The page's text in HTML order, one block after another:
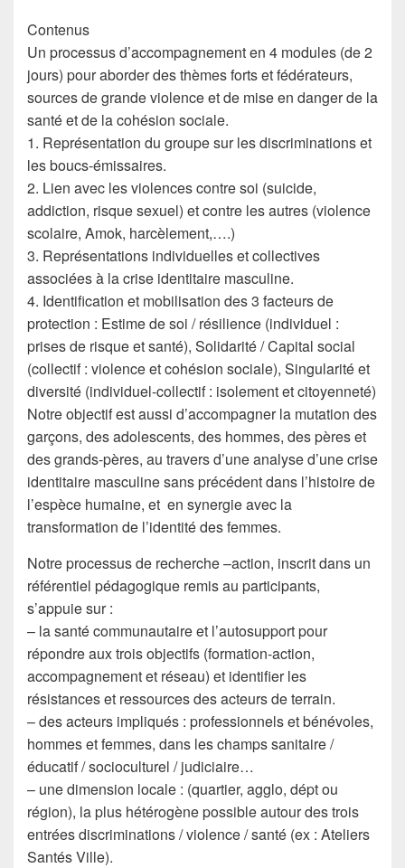
Contenus
Un processus d’accompagnement en 4 modules (de 2
jours) pour aborder des thèmes forts et fédérateurs,
sources de grande violence et de mise en danger de la
santé et de la cohésion sociale.
1. Représentation du groupe sur les discriminations et
les boucs-émissaires.
2. Lien avec les violences contre soi (suicide,
addiction, risque sexuel) et contre les autres (violence
scolaire, Amok, harcèlement,….)
3. Représentations individuelles et collectives
associées à la crise identitaire masculine.
4. Identification et mobilisation des 3 facteurs de
protection : Estime de soi / résilience (individuel :
prises de risque et santé), Solidarité / Capital social
(collectif : violence et cohésion sociale), Singularité et
diversité (individuel-collectif : isolement et citoyenneté)
Notre objectif est aussi d’accompagner la mutation des
garçons, des adolescents, des hommes, des pères et
des grands-pères, au travers d’une analyse d’une crise
identitaire masculine sans précédent dans l’histoire de
l’espèce humaine, et en synergie avec la
transformation de l’identité des femmes.
Notre processus de recherche –action, inscrit dans un
référentiel pédagogique remis au participants,
s’appuie sur :
– la santé communautaire et l’autosupport pour
répondre aux trois objectifs (formation-action,
accompagnement et réseau) et identifier les
résistances et ressources des acteurs de terrain.
– des acteurs impliqués : professionnels et bénévoles,
hommes et femmes, dans les champs sanitaire /
éducatif / socioculturel / judiciaire…
– une dimension locale : (quartier, agglo, dépt ou
région), la plus hétérogène possible autour des trois
entrées discriminations / violence / santé (ex : Ateliers
Santés Ville).